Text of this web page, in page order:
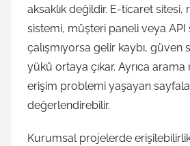
aksaklık değildir. E-ticaret sitesi,
sistemi, müşteri paneli veya API
çalışmıyorsa gelir kaybı,
yükü ortaya çıkar. Ayrıca arama
erişim problemi yaşayan
değerlendirebilir.
Kurumsal projelerde